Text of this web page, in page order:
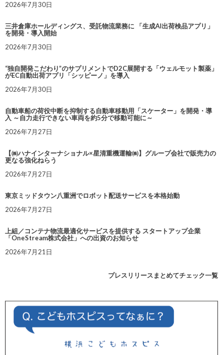
2026年7月30日
三井倉庫ホールディングス、受託物流業務に 「生成AI出荷検品アプリ」
を開発・導入開始
2026年7月30日
“独自開発こだわり”のサプリメントでD2C展開する「ウェルモット製薬」
がEC自動出荷アプリ「シッピーノ」を導入
2026年7月30日
自動車船の荷役中断を抑制する自動車移動用「スケーター」を開発・導
入 ～自力走行できない車両を約5分で移動可能に～
2026年7月27日
【㈱ハナインターナショナル×星清重機運輸㈱】グループ会社で販売力の
更なる強化ねらう
2026年7月27日
東京ミッドタウン八重洲でロボット配送サービスを本格始動
2026年7月27日
上組／コンテナ物流最適化サービスを提供する スタートアップ企業
「OneStream株式会社」への出資のお知らせ
2026年7月21日
プレスリリースまとめてチェック一覧